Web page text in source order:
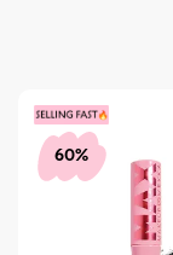
60%